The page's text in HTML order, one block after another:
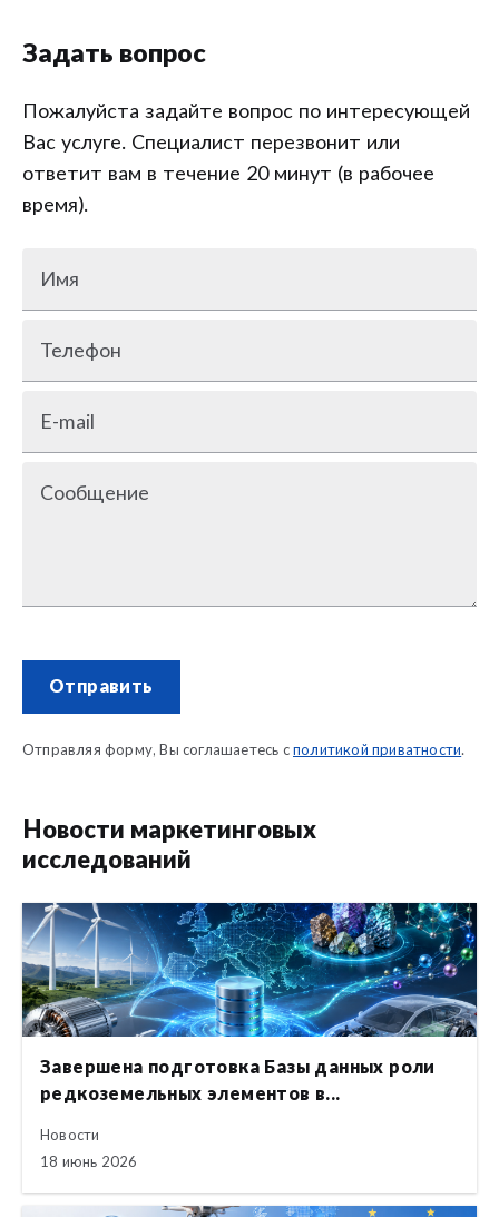
Задать вопрос
Пожалуйста задайте вопрос по интересующей
Вас услуге. Специалист перезвонит или
ответит вам в течение 20 минут (в рабочее
время).
Имя
Телефон
E-mail
Сообщение
Отправить
Отправляя форму, Вы соглашаетесь с политикой приватности.
Новости маркетинговых
исследований
Завершена подготовка Базы данных роли
редкоземельных элементов в...
Новости
18 июнь 2026